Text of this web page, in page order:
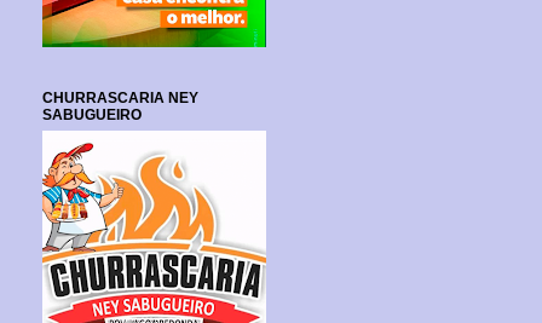
CHURRASCARIA NEY
SABUGUEIRO